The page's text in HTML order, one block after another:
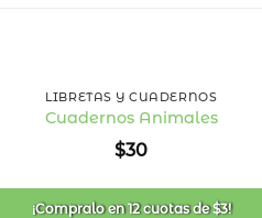
de
deseos
LIBRETAS Y CUADERNOS
Cuadernos Animales
$30
¡Compralo en12 cuotasde$3!